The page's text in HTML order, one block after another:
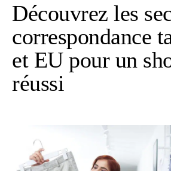
Découvrez les
correspondance
et EU pour un
réussi